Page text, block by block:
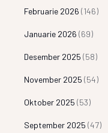
Februarie 2026 (146)
Januarie 2026 (69)
Desember 2025 (58)
November 2025 (54)
Oktober 2025 (53)
September 2025 (47)